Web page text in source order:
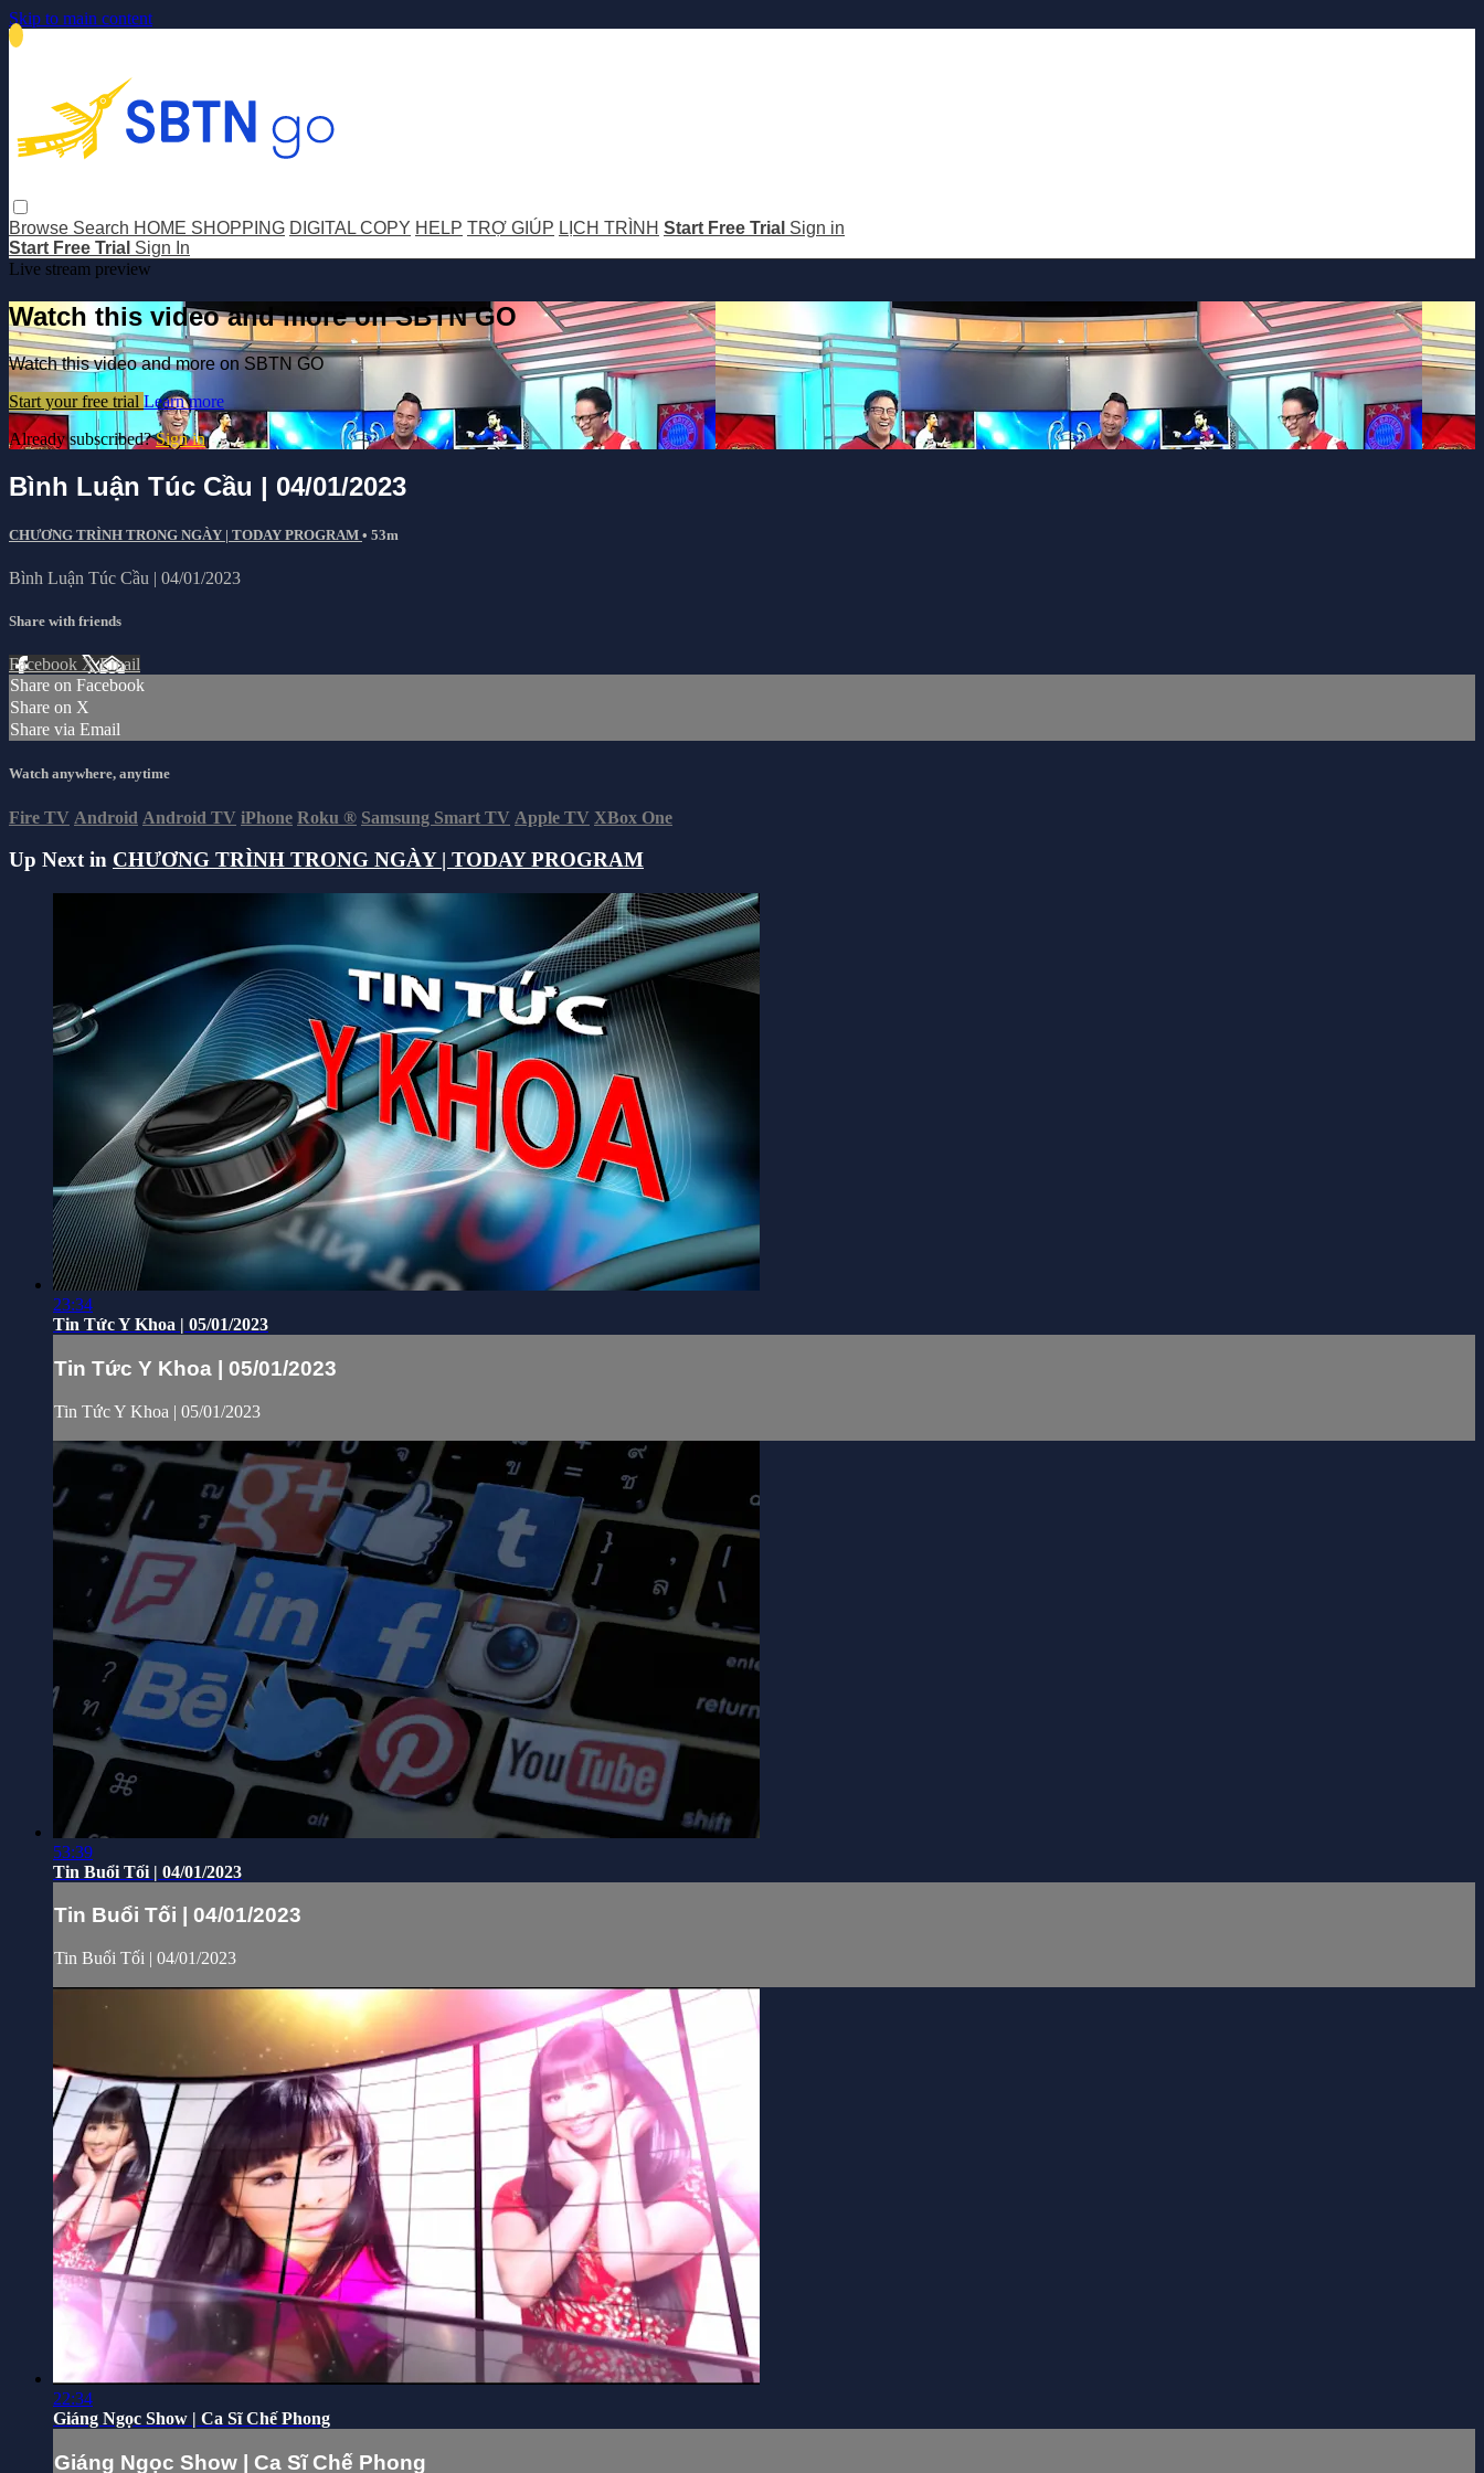
Skip to main content
Browse Search HOME SHOPPING DIGITAL COPY HELP TRỢ GIÚP LỊCH TRÌNH Start Free Trial Sign in
Start Free Trial Sign In
Live stream preview
Watch this video and more on SBTN GO
Watch this video and more on SBTN GO
Start your free trial Learn more
Already subscribed?Sign in
Bình Luận Túc Cầu | 04/01/2023
CHƯƠNG TRÌNH TRONG NGÀY | TODAY PROGRAM • 53m
Bình Luận Túc Cầu | 04/01/2023
Share with friends
Facebook XEmail
Share on Facebook
Share on X
Share via Email
Watch anywhere, anytime
Fire TV Android Android TV iPhone Roku ® Samsung Smart TV Apple TV XBox One
Up Next in CHƯƠNG TRÌNH TRONG NGÀY | TODAY PROGRAM
23:34
Tin Tức Y Khoa | 05/01/2023
Tin Tức Y Khoa | 05/01/2023
Tin Tức Y Khoa | 05/01/2023
53:39
Tin Buổi Tối | 04/01/2023
Tin Buổi Tối | 04/01/2023
Tin Buổi Tối | 04/01/2023
22:34
Giáng Ngọc Show | Ca Sĩ Chế Phong
Giáng Ngọc Show | Ca Sĩ Chế Phong